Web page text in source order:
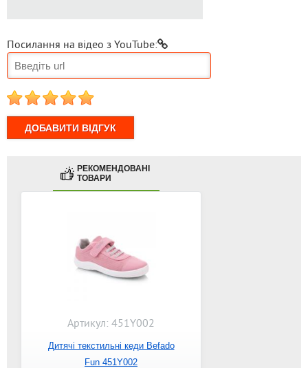
Посилання на відео з YouTube:
1 2 3 4 5
РЕКОМЕНДОВАНІ
ТОВАРИ
Артикул: 451Y002
Дитячі текстильні кеди Befado
Fun 451Y002